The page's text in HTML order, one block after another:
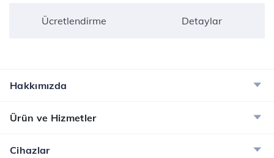
Ücretlendirme Detaylar
Hakkımızda
Ürün ve Hizmetler
Cihazlar